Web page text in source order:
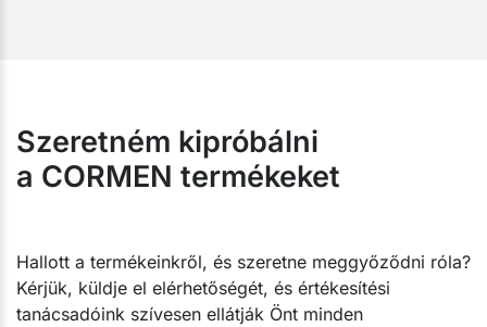
Szeretném kipróbálni
a CORMEN termékeket
Hallott a termékeinkről, és szeretne meggyőződni róla?
Kérjük, küldje el elérhetőségét, és értékesítési
tanácsadóink szívesen ellátják Önt minden